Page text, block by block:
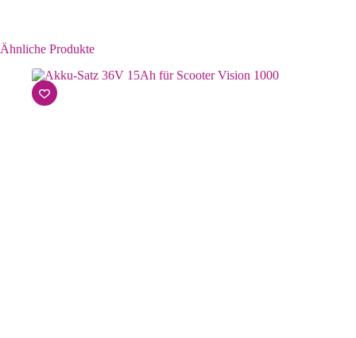
Ähnliche Produkte